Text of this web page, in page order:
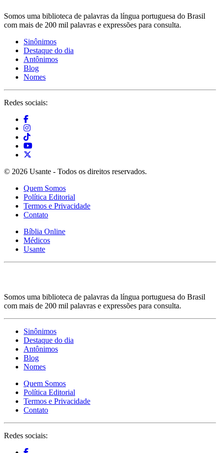
Somos uma biblioteca de palavras da língua portuguesa do Brasil
com mais de 200 mil palavras e expressões para consulta.
Sinônimos
Destaque do dia
Antônimos
Blog
Nomes
Redes sociais:
© 2026 Usante - Todos os direitos reservados.
Quem Somos
Política Editorial
Termos e Privacidade
Contato
Bíblia Online
Médicos
Usante
Somos uma biblioteca de palavras da língua portuguesa do Brasil
com mais de 200 mil palavras e expressões para consulta.
Sinônimos
Destaque do dia
Antônimos
Blog
Nomes
Quem Somos
Política Editorial
Termos e Privacidade
Contato
Redes sociais: